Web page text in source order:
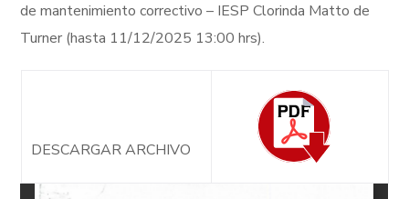
de mantenimiento correctivo – IESP Clorinda Matto de
Turner (hasta 11/12/2025 13:00 hrs).
DESCARGAR ARCHIVO